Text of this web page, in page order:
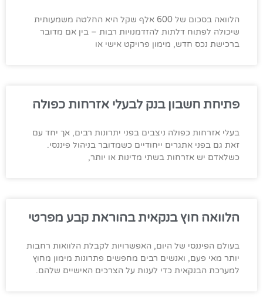
הלוואה בסכום של 600 אלף שקל היא החלטה משמעותית
שיכולה לפתוח דלתות להזדמנויות רבות – בין אם מדובר
ברכישת נכס חדש, מימון פרויקט אישי או
פתיחת חשבון בנק לבעלי אזרחות כפולה
בעלי אזרחות כפולה ניצבים בפני יתרונות רבים, אך יחד עם
זאת גם בפני אתגרים ייחודיים כשמדובר בניהול פיננסי.
כשלאדם יש אזרחות בשתי מדינות או יותר,
הלוואה חוץ בנקאית בהוראת קבע מפרטי
בעולם הפיננסי של היום, האפשרויות לקבלת הלוואות רחבות
יותר מאי פעם, ואנשים רבים מחפשים פתרונות מימון מחוץ
למערכת הבנקאית כדי לענות על הצרכים האישיים שלהם.